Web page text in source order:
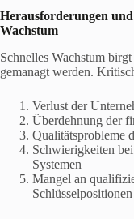
Herausforderungen
Wachstum
Schnelles Wachstum
gemanagt werden.
Verlust der
Überdehnung der
Qualitätsprobleme
Schwierigkeiten
Systemen
Mangel an
Schlüsselpositionen